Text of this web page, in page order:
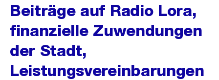
Beiträge auf Radio Lora,
finanzielle Zuwendungen
der Stadt,
Leistungsvereinbarungen